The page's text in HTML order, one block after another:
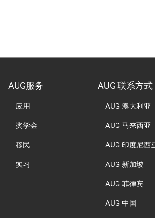
AUG服务
应用
奖学金
移民
实习
AUG 联系方式
AUG 澳大利亚
AUG 马来西亚
AUG 印度尼西
AUG 新加坡
AUG 菲律宾
AUG 中国